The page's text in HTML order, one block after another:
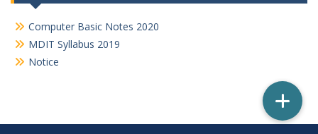
Computer Basic Notes 2020
MDIT Syllabus 2019
Notice